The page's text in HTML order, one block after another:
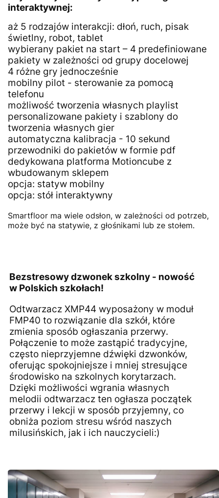
interaktywnej:
aż 5 rodzajów interakcji: dłoń, ruch, pisak
świetlny, robot, tablet
wybierany pakiet na start – 4 predefiniowane
pakiety w zależności od grupy docelowej
4 różne gry jednocześnie
mobilny pilot - sterowanie za pomocą
telefonu
możliwość tworzenia własnych playlist
personalizowane pakiety i szablony do
tworzenia własnych gier
automatyczna kalibracja - 10 sekund
przewodniki do pakietów w formie pdf
dedykowana platforma Motioncube z
wbudowanym sklepem
opcja: statyw mobilny
opcja: stół interaktywny
Smartfloor ma wiele odsłon, w zależności od potrzeb,
może być na statywie, z głośnikami lub ze stołem.
Bezstresowy dzwonek szkolny - nowość
w Polskich szkołach!
Odtwarzacz XMP44 wyposażony w moduł
FMP40 to rozwiązanie dla szkół, które
zmienia sposób ogłaszania przerwy.
Połączenie to może zastąpić tradycyjne,
często nieprzyjemne dźwięki dzwonków,
oferując spokojniejsze i mniej stresujące
środowisko na szkolnych korytarzach.
Dzięki możliwości wgrania własnych
melodii odtwarzacz ten ogłasza początek
przerwy i lekcji w sposób przyjemny, co
obniża poziom stresu wśród naszych
milusińskich, jak i ich nauczycieli:)